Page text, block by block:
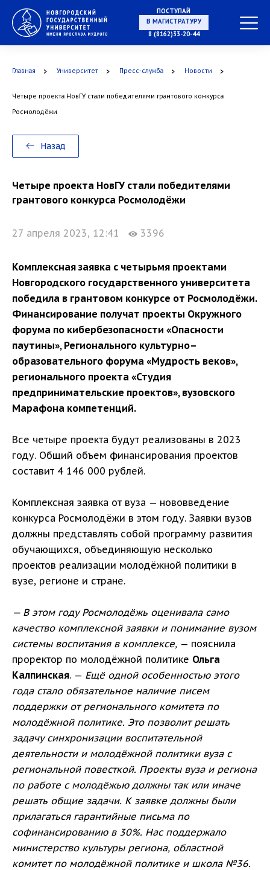
ПОСТУПАЙ
НА СПЕЦИАЛИТЕТ
В МАГИСТРАТУРУ
8 (8162)33-20-44
Главная Университет Пресс-служба Новости
Четыре проекта НовГУ стали победителями грантового конкурса
Росмолодёжи
Назад
Четыре проекта НовГУ стали победителями
грантового конкурса Росмолодёжи
27 апреля 2023, 12:41 3396
Комплексная заявка с четырьмя проектами
Новгородского государственного университета
победила в грантовом конкурсе от Росмолодёжи.
Финансирование получат проекты Окружного
форума по кибербезопасности «Опасности
паутины», Регионального культурно–
образовательного форума «Мудрость веков»,
регионального проекта «Студия
предпринимательские проектов», вузовского
Марафона компетенций.
Все четыре проекта будут реализованы в 2023
году. Общий объем финансирования проектов
составит 4 146 000 рублей.
Комплексная заявка от вуза — нововведение
конкурса Росмолодёжи в этом году. Заявки вузов
должны представлять собой программу развития
обучающихся, объединяющую несколько
проектов реализации молодёжной политики в
вузе, регионе и стране.
— В этом году Росмолодёжь оценивала само
качество комплексной заявки и понимание вузом
системы воспитания в комплексе, — пояснила
проректор по молодёжной политике Ольга
Калпинская. — Ещё одной особенностью этого
года стало обязательное наличие писем
поддержки от регионального комитета по
молодёжной политике. Это позволит решать
задачу синхронизации воспитательной
деятельности и молодёжной политики вуза с
региональной повесткой. Проекты вуза и региона
по работе с молодёжью должны так или иначе
решать общие задачи. К заявке должны были
прилагаться гарантийные письма по
софинансированию в 30%. Нас поддержало
министерство культуры региона, областной
комитет по молодёжной политике и школа №36.